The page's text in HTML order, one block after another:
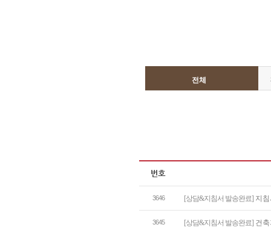
전체
3646 [상담&지침서 발송완료] 지
3645 [상담&지침서 발송완료] 건